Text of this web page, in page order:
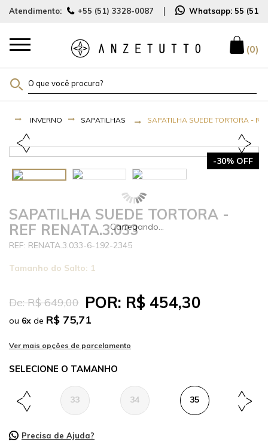
Atendimento: +55 (51) 3328-0087 Whatsapp: 55 (51)
0
INVERNO SAPATILHAS SAPATILHA SUEDE TORTORA -
-30% OFF
SAPATILHA SUEDE TORTORA -
REF RENATA.3.033
RENATA.3.033-6-192-2345
Tamanho do Salto: 1
De:R$ 649,00 POR: R$ 454,30
ou 6x de R$ 75,71
TAMANHO
33 34 35 36
Precisa de Ajuda?